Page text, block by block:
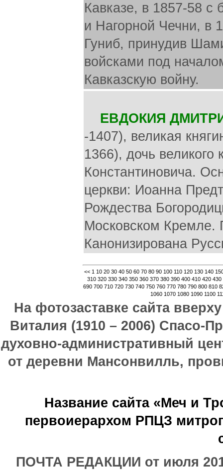
Кавказе, в 1857-58
и Нагорной Чечни, в
Гуниб, принудив
войсками под
Кавказскую войну.
ЕВДОКИЯ
-1407), великая
1366), дочь великого
Константиновича.
церкви: Иоанна
Рождества
Московском Кремле.
Канонизирована
<< 1 10 20 30 40 50 60 70 80 90 100 110 120 130 140
310 320 330 340 350 360 370 380 390 400 410 420 430
690 700 710 720 730 740 750 760 770 780 790 800 810
1060 1070 1080 1090 1100
На фотозаставке сайта
Виталия (1910 – 2006) Спасо-
духовно-административный
от деревни Мансонвилль,
Название сайта «Меч и
первоиерархом РПЦЗ
ПОЧТА РЕДАКЦИИ от июля